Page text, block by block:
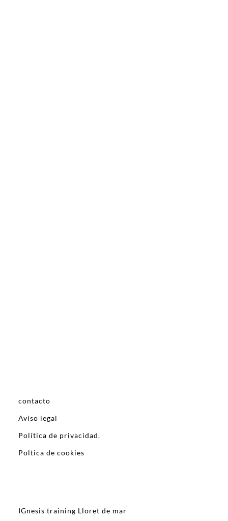
contacto
Aviso legal
Política de privacidad.
Poltica de cookies
IGnesis training Lloret de mar